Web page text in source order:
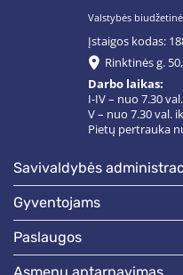
Valstybės
Įstaigos kodas:
Rinktinės g.
Darbo laikas:
I-IV – nuo 7.30
V – nuo 7.30 val.
Pietų pertrauka
savivaldybės
gyventojams
paslaugos